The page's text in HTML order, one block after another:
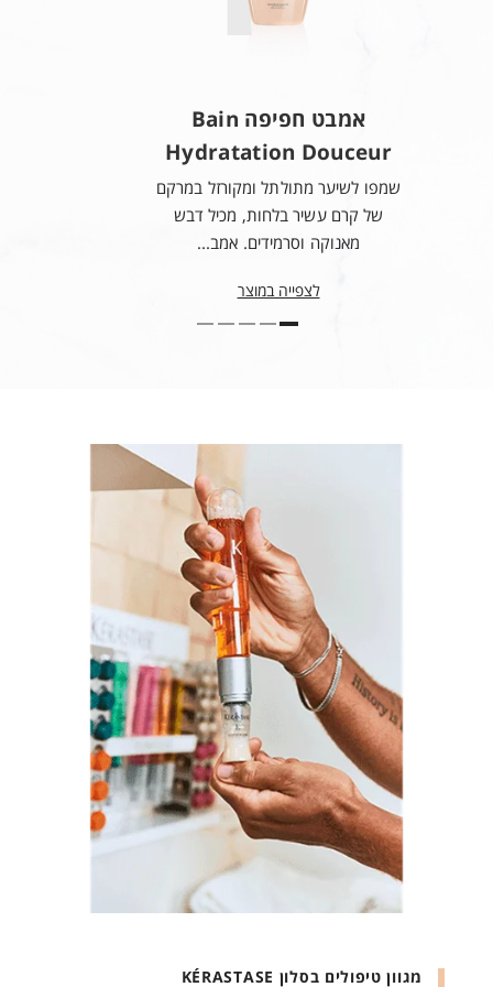
אמבט חפיפה Bain
Hydratation Douceur
שמפו לשיער מתולתל ומקורזל במרקם
של קרם עשיר בלחות, מכיל דבש
מאנוקה וסרמידים. אמב...
לצפייה במוצר
מגוון טיפולים בסלון KÉRASTASE